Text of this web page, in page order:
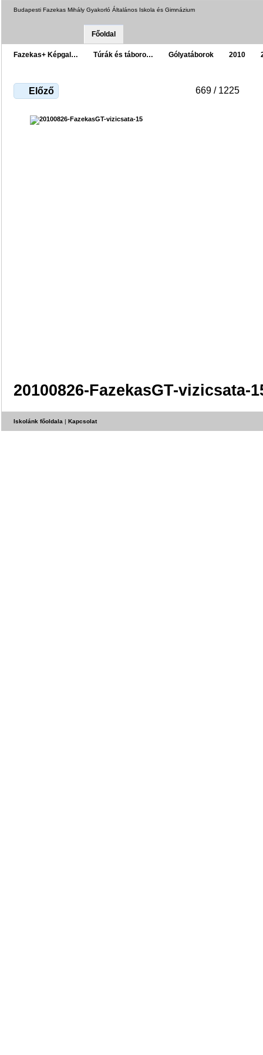
Budapesti Fazekas Mihály Gyakorló Általános Iskola és Gimnázium
Főoldal
Fazekas+ Képgal… Túrák és táboro… Gólyatáborok 2010
Előző 669 / 1225
20100826-FazekasGT-vizicsata-
Iskolánk főoldala | Kapcsolat